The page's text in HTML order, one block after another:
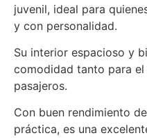
juvenil, ideal para
y con personalidad.
Su interior espacioso y
comodidad tanto para
pasajeros.
Con buen rendimiento
práctica, es una